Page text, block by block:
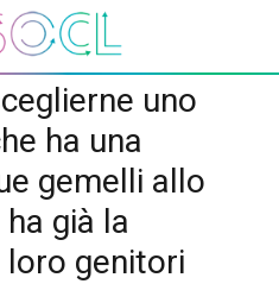
uno
ha una
gemelli allo
già la
loro genitori